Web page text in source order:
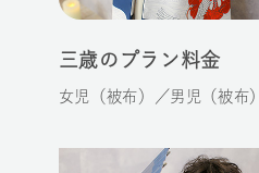
三歳のプラン料金
女児（被布）／男児（被布）